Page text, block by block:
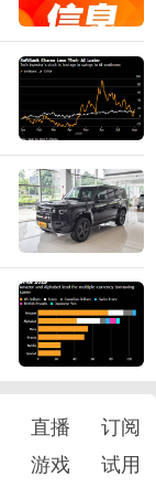
直播
订阅
游戏 试用